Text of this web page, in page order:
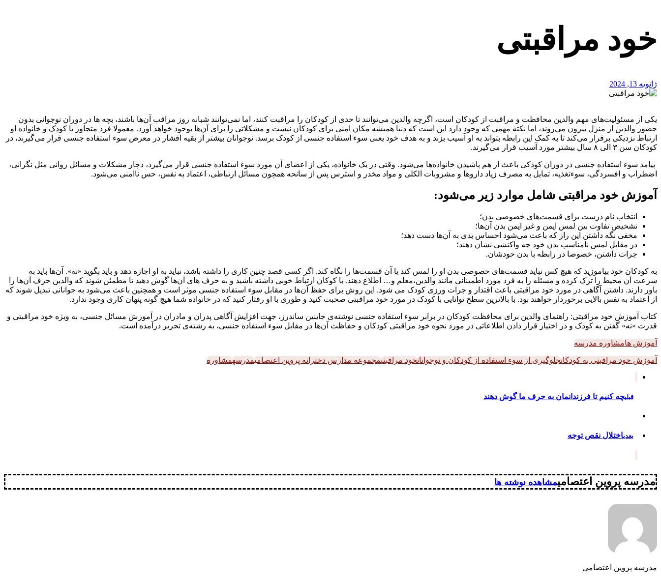
خود مراقبتی
ژانویه 13, 2024
یکی از مسئولیت‌های مهم والدین محافظت و مراقبت از کودکان است، اگرچه والدین می‌توانند تا حدی از کودکان را مراقبت کنند، اما نمی‌توانند شبانه روز مراقب آن‌ها باشند، بچه ها در دوران نوجوانی بدون
حضور والدین از منزل بیرون می‌روند، اما نکته مهمی که وجود دارد این است که دنیا همیشه مکان امنی برای کودکان نیست و مشکلاتی را برای آن‌ها بوجود خواهد آورد. معمولا فرد متجاوز با کودک و خانواده او
ارتباط نزدیکی برقرار می‌کند تا به کمک این رابطه بتواند به او آسیب بزند و به هدف خود یعنی سوء استفاده جنسی از کودک برسد. نوجوانان بیشتر از بقیه اقشار در معرض سوء استفاده جنسی قرار می‌گیرند، در
کودکان سن ۳ الی ۸ سال بیشتر مورد آسیب قرار می‌گیرند.
پیامد سوء استفاده جنسی در دوران کودکی باعث از هم پاشیدن خانواده‌ها می‌شود. وقتی در یک خانواده، یکی از اعضای آن مورد سوء استفاده جنسی قرار می‌گیرد، دچار مشکلات و مسائل روانی مثل نگرانی،
اضطراب و افسردگی، سوءتغذیه، تمایل به مصرف زیاد داروها و مشروبات الکلی و مواد مخدر و استرس پس از سانحه همچون مسائل ارتباطی، اعتماد به نفس، حس ناامنی می‌شود.
آموزش خود مراقبتی شامل موارد زیر می‌شود:
انتخاب نام درست برای قسمت‌های خصوصی بدن؛
تشخیص تفاوت بین لمس ایمن و غیر ایمن بدن آن‌ها؛
مخفی نگه داشتن این راز که باعث می‌شود احساس بدی به آن‌ها دست دهد؛
در مقابل لمس نامناسب بدن خود چه واکنشی نشان دهند؛
جرات داشتن، خصوصا در رابطه با بدن خودشان.
به کودکان خود بیاموزید که هیچ کس نباید قسمت‌های خصوصی بدن او را لمس کند یا آن قسمت‌ها را نگاه کند. اگر کسی قصد چنین کاری را داشته باشد، نباید به او اجازه دهد و باید بگوید «نه». آن‌ها باید به
سرعت آن محیط را ترک کرده و مسئله را به فرد مورد اطمینانی مانند والدین،معلم و… اطلاع دهند. با کوکان ارتباط خوبی داشته باشید و به حرف های آن‌ها گوش دهید تا مطمئن شوند که والدين حرف آن‌ها را
باور دارند. داشتن آگاهی در مورد خود مراقبتی باعث اقتدار و جرات ورزی کودک می شود. این روش برای حفظ آن‌ها در مقابل سوء استفاده جنسی موثر است و همچنین باعث می‌شود به جوانانی تبدیل شوند که
از اعتماد به نفس بالایی برخوردار خواهند بود. با بالاترین سطح توانایی با کودک در مورد خود مراقبتی صحبت کنید و طوری با او رفتار کنید که در خانواده شما هیچ گونه پنهان کاری وجود ندارد.
کتاب آموزش خود مراقبتی: راهنمای والدین برای محافظت کودکان در برابر سوء‌ استفاده جنسی نوشته‌ی جاینین ساندرز، جهت افزایش آگاهی پدران و مادران در آموزش مسائل جنسی، به ویژه خود مراقبتی و
قدرت «نه» گفتن به کودک و در اختیار قرار دادن اطلاعاتی در مورد نحوه خود‌ مراقبتی کودکان و حفاظت آن‌ها در مقابل سوء‌ استفاده جنسی، به رشته‌ی تحریر درآمده است.
آموزش هامشاوره مدرسه
آموزش خود مراقبتی به کودکانجلوگیری از سوء استفاده از کودکان و نوجوانانخود مراقبتیمجموعه مدارس دخترانه پروین اعتصامیمدرسهمشاوره
قبلیچه کنیم تا فرزندانمان به حرف ما گوش دهند
بعدیاختلال نقص توجه
مدرسه پروین اعتصامیمشاهده نوشته ها
مدرسه پروین اعتصامی